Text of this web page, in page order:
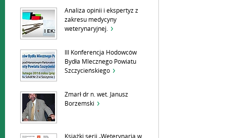
Analiza opinii i ekspertyz z
zakresu medycyny
weterynaryjnej.
III Konferencja Hodowców
Bydła Mlecznego Powiatu
Szczycieńskiego
Zmarł dr n. wet. Janusz
Borzemski
Książki serii „Weterynaria w